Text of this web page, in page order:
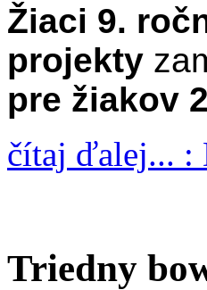
Žiaci 9.
projekty
pre žiakov
čítaj ďalej... :
Triedny